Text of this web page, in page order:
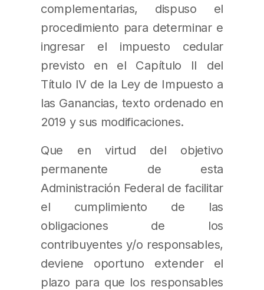
complementarias, dispuso el
procedimiento para determinar e
ingresar el impuesto cedular
previsto en el Capítulo II del
Título IV de la Ley de Impuesto a
las Ganancias, texto ordenado en
2019 y sus modificaciones.
Que en virtud del objetivo
permanente de esta
Administración Federal de facilitar
el cumplimiento de las
obligaciones de los
contribuyentes y/o responsables,
deviene oportuno extender el
plazo para que los responsables